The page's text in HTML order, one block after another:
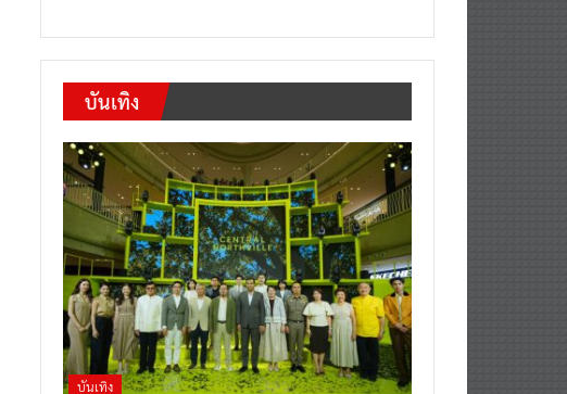
บันเทิง
บันเทิง